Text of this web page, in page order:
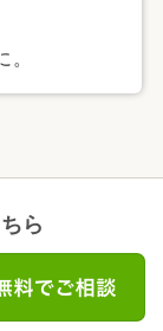
。
ら